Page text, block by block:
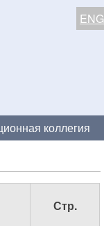
ENG
коллегия
Стр.